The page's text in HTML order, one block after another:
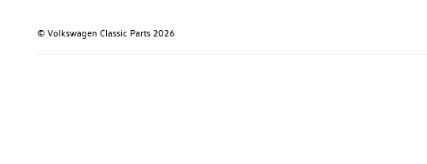
© Volkswagen Classic Parts 2026